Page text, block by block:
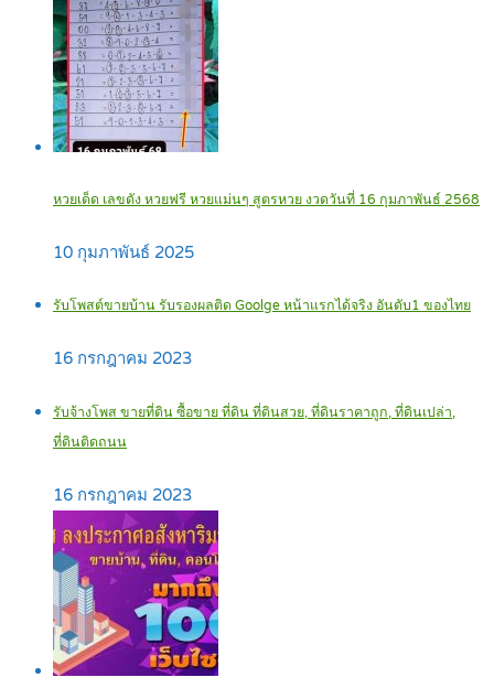
หวยเด็ด เลขดัง หวยฟรี หวยแม่นๆ สูตรหวย งวดวันที่ 16 กุมภาพันธ์ 2568
10 กุมภาพันธ์ 2025
รับโพสต์ขายบ้าน รับรองผลติด Goolge หน้าแรกได้จริง อันดับ1 ของไทย
16 กรกฎาคม 2023
รับจ้างโพส ขายที่ดิน ซื้อขาย ที่ดิน ที่ดินสวย, ที่ดินราคาถูก, ที่ดินเปล่า,
ที่ดินติดถนน
16 กรกฎาคม 2023